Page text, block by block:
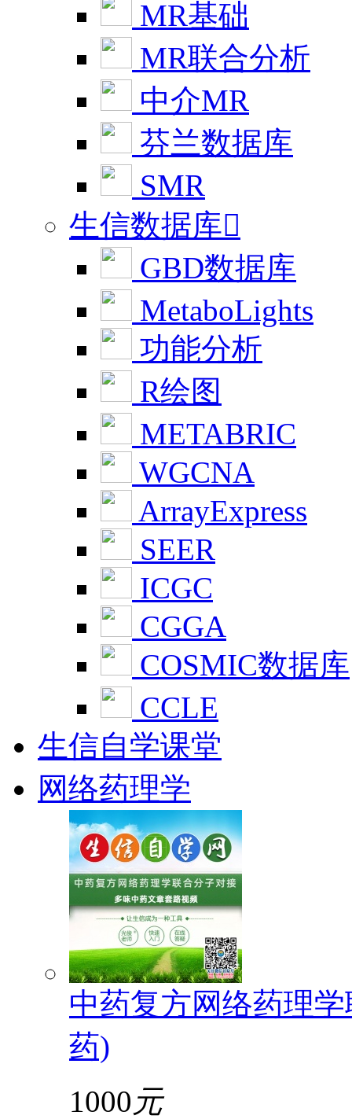
MR基础
MR联合分析
中介MR
芬兰数据库
SMR
生信数据库
GBD数据库
MetaboLights
功能分析
R绘图
METABRIC
WGCNA
ArrayExpress
SEER
ICGC
CGGA
COSMIC数据库
CCLE
生信自学课堂
网络药理学
中药复方网络药理
药)
1000 元